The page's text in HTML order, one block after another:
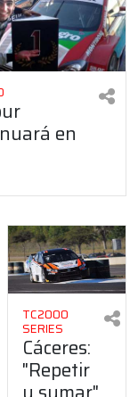
en
TC2000
SERIES
Cáceres:
"Repetir